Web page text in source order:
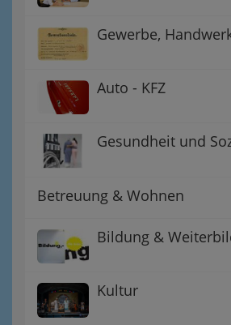
Gewerbe,
Auto - KFZ
Gesundheit und
Betreuung & Wohnen
Bildung &
Kultur